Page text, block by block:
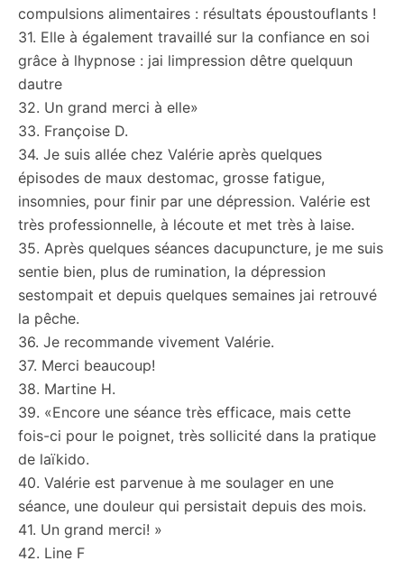
compulsions alimentaires : résultats époustouflants !
31. Elle à également travaillé sur la confiance en soi
grâce à lhypnose : jai limpression dêtre quelquun
dautre
32. Un grand merci à elle»
33. Françoise D.
34. Je suis allée chez Valérie après quelques
épisodes de maux destomac, grosse fatigue,
insomnies, pour finir par une dépression. Valérie est
très professionnelle, à lécoute et met très à laise.
35. Après quelques séances dacupuncture, je me suis
sentie bien, plus de rumination, la dépression
sestompait et depuis quelques semaines jai retrouvé
la pêche.
36. Je recommande vivement Valérie.
37. Merci beaucoup!
38. Martine H.
39. «Encore une séance très efficace, mais cette
fois-ci pour le poignet, très sollicité dans la pratique
de laïkido.
40. Valérie est parvenue à me soulager en une
séance, une douleur qui persistait depuis des mois.
41. Un grand merci! »
42. Line F